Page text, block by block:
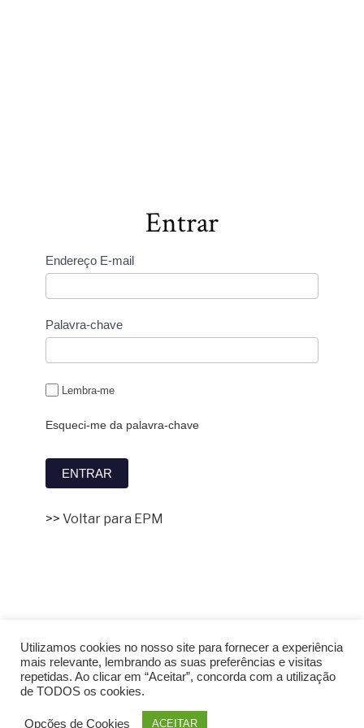
Entrar
Endereço E-mail
Palavra-chave
Lembra-me
Esqueci-me da palavra-chave
>> Voltar para EPM
Utilizamos cookies no nosso site para fornecer a experiência
mais relevante, lembrando as suas preferências e visitas
repetidas. Ao clicar em “Aceitar”, concorda com a utilização
de TODOS os cookies.
Opções de Cookies ACEITAR